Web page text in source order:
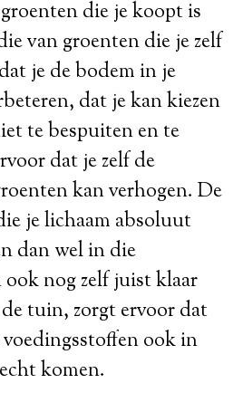
die je koopt is
van groenten die je zelf
je de bodem in je
dat je kan kiezen
te bespuiten en te
dat je zelf de
kan verhogen. De
je lichaam absoluut
dan wel in die
nog zelf juist klaar
tuin, zorgt ervoor dat
ook in
komen.